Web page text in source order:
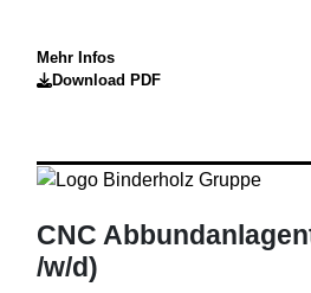
Mehr Infos
Download PDF
CNC
/w/d)